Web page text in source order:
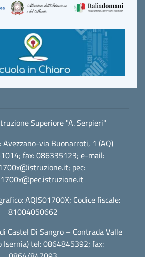
Superiore "A. Serpieri"
Avezzano-via Buonarroti, 1 (AQ)
fax: 086335123; e-mail:
; pec:
AQIS01700X; Codice fiscale:
81004050662
Castel Di Sangro – Contrada Valle
Isernia) tel: 0864845392; fax: